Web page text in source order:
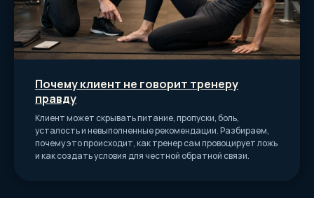
Почему клиент не говорит тренеру
правду
Клиент может скрывать питание, пропуски, боль,
усталость и невыполненные рекомендации. Разбираем,
почему это происходит, как тренер сам провоцирует ложь
и как создать условия для честной обратной связи.